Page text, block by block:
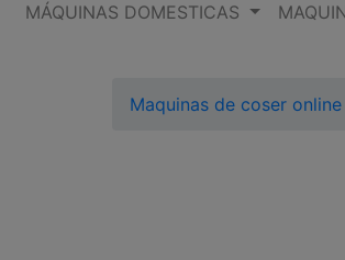
MÁQUINAS DOMESTICAS
Maquinas de coser online